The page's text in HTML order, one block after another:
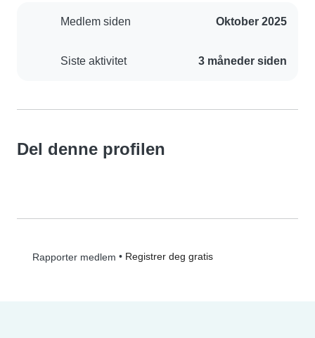
Medlem siden Oktober 2025
Siste aktivitet 3 måneder siden
Del denne profilen
Rapporter medlem • Registrer deg gratis